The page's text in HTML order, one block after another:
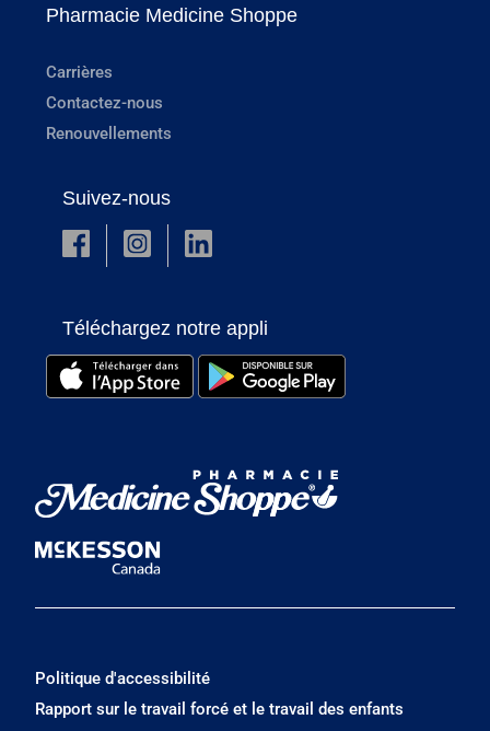
Pharmacie Medicine Shoppe
Carrières
Contactez-nous
Renouvellements
Suivez-nous
Téléchargez notre appli
Politique d'accessibilité
Rapport sur le travail forcé et le travail des enfants